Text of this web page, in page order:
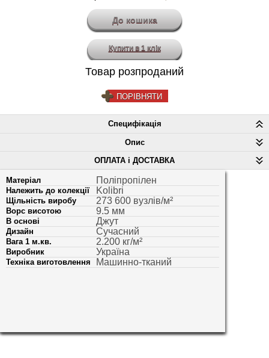
Купити в 1 клік
Товар розпроданий
ПОРІВНЯТИ
Специфікація
Опис
ОПЛАТА і ДОСТАВКА
Матеріал Поліпропілен
Належить до колекції Kolibri
Щільність виробу 273 600 вузлів/м²
Ворс висотою 9.5 мм
В основі Джут
Дизайн Сучасний
Вага 1 м.кв. 2.200 кг/м²
Виробник Україна
Техніка виготовлення Машинно-тканий